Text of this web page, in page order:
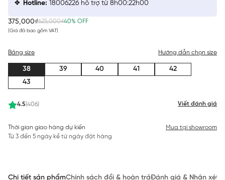
375,000₫625,000₫40% OFF
(Giá đã bao gồm VAT)
4.5(406) Viết đánh giá
Bảng size Hướng dẫn chọn size
38 39 40 41
42
43
Thời gian giao hàng dự kiến
Từ 3 đến 5 ngày kể từ ngày đặt hàng
Mua tại showroom
Hotline: 18006226 hỗ trợ từ 8h00:22h00
Chi tiết sản phẩmChính sách đổi & hoàn trảĐánh giá & Nhận xét